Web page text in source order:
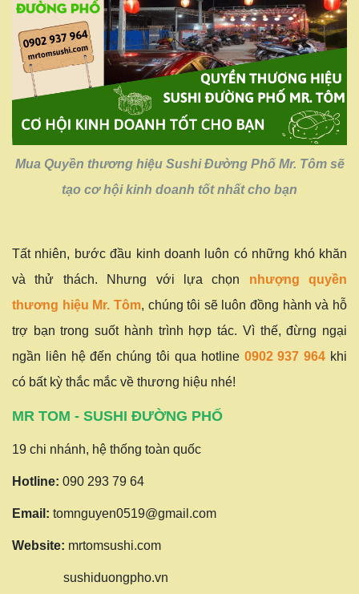
Mua Quyền thương hiệu Sushi Đường Phố Mr. Tôm sẽ
tạo cơ hội kinh doanh tốt nhất cho bạn
Tất nhiên, bước đầu kinh doanh luôn có những khó khăn
và thử thách. Nhưng với lựa chọn nhượng quyền
thương hiệu Mr. Tôm, chúng tôi sẽ luôn đồng hành và hỗ
trợ bạn trong suốt hành trình hợp tác. Vì thế, đừng ngại
ngần liên hệ đến chúng tôi qua hotline 0902 937 964 khi
có bất kỳ thắc mắc về thương hiệu nhé!
MR TOM - SUSHI ĐƯỜNG PHỐ
19 chi nhánh, hệ thống toàn quốc
Hotline: 090 293 79 64
Email: tomnguyen0519@gmail.com
Website: mrtomsushi.com
sushiduongpho.vn